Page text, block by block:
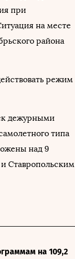
при
на месте
района
режим
дежурными
типа
над 9
Ставропольским
на 109,2